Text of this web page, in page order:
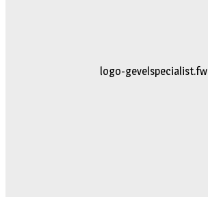
logo-gevelspecialist.fw